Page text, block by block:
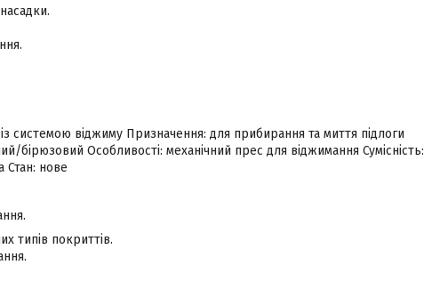
системою віджиму Призначення: для прибирання та миття підлоги
бірюзовий Особливості: механічний прес для віджимання Сумісність:
Стан: нове
типів покриттів.